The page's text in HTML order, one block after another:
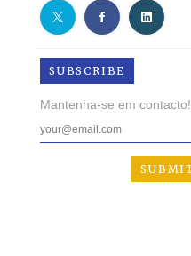
SUBSCRIBE
Mantenha-se em contacto!